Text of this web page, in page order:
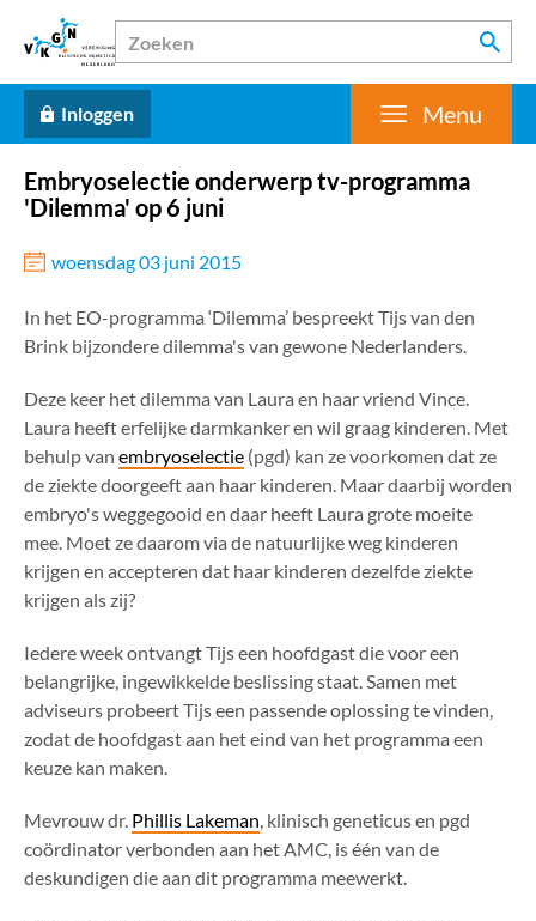
Inloggen Menu
Embryoselectie onderwerp tv-programma
'Dilemma' op 6 juni
woensdag 03 juni 2015
In het EO-programma ‘Dilemma’ bespreekt Tijs van den
Brink bijzondere dilemma's van gewone Nederlanders.
Deze keer het dilemma van Laura en haar vriend Vince.
Laura heeft erfelijke darmkanker en wil graag kinderen. Met
behulp van embryoselectie (pgd) kan ze voorkomen dat ze
de ziekte doorgeeft aan haar kinderen. Maar daarbij worden
embryo's weggegooid en daar heeft Laura grote moeite
mee. Moet ze daarom via de natuurlijke weg kinderen
krijgen en accepteren dat haar kinderen dezelfde ziekte
krijgen als zij?
Iedere week ontvangt Tijs een hoofdgast die voor een
belangrijke, ingewikkelde beslissing staat. Samen met
adviseurs probeert Tijs een passende oplossing te vinden,
zodat de hoofdgast aan het eind van het programma een
keuze kan maken.
Mevrouw dr. Phillis Lakeman, klinisch geneticus en pgd
coördinator verbonden aan het AMC, is één van de
deskundigen die aan dit programma meewerkt.